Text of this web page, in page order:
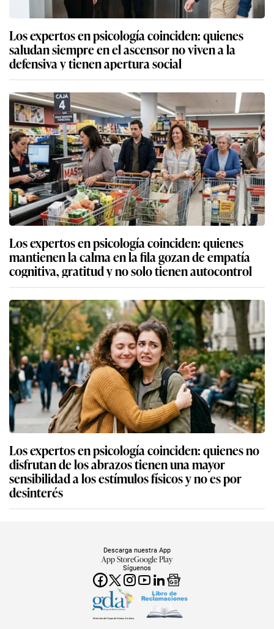
Los expertos en psicología coinciden: quienes
saludan siempre en el ascensor no viven a la
defensiva y tienen apertura social
Los expertos en psicología coinciden: quienes
mantienen la calma en la fila gozan de empatía
cognitiva, gratitud y no solo tienen autocontrol
Los expertos en psicología coinciden: quienes no
disfrutan de los abrazos tienen una mayor
sensibilidad a los estímulos físicos y no es por
desinterés
Síguenos
Descarga nuestra App
App StoreGoogle Play
Miembro del Grupo de Diarios América